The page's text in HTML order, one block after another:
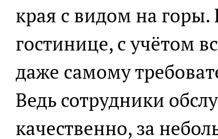
края с видом на
гостинице, с учётом
даже самому
Ведь сотрудники
качественно, за